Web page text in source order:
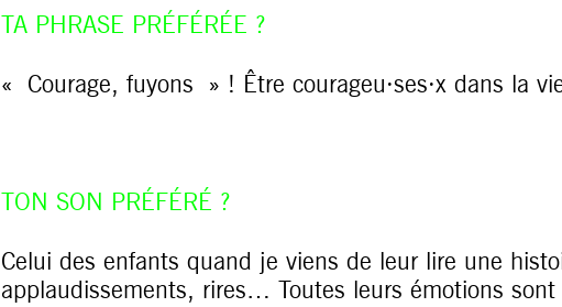
TA PHRASE PRÉFÉRÉE ?
« Courage, fuyons » ! Être courageu·ses·x dans la
TON SON PRÉFÉRÉ ?
Celui des enfants quand je viens de leur lire une
applaudissements, rires… Toutes leurs émotions